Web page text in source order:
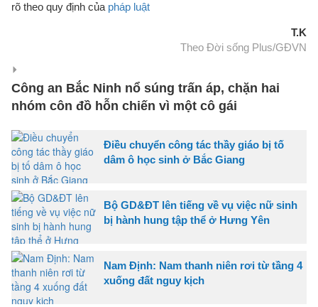
rõ theo quy định của pháp luật
T.K
Theo Đời sống Plus/GĐVN
Công an Bắc Ninh nổ súng trấn áp, chặn hai
nhóm côn đồ hỗn chiến vì một cô gái
Điều chuyển công tác thầy giáo bị tố
dâm ô học sinh ở Bắc Giang
Bộ GD&ĐT lên tiếng về vụ việc nữ sinh
bị hành hung tập thể ở Hưng Yên
Nam Định: Nam thanh niên rơi từ tầng 4
xuống đất nguy kịch